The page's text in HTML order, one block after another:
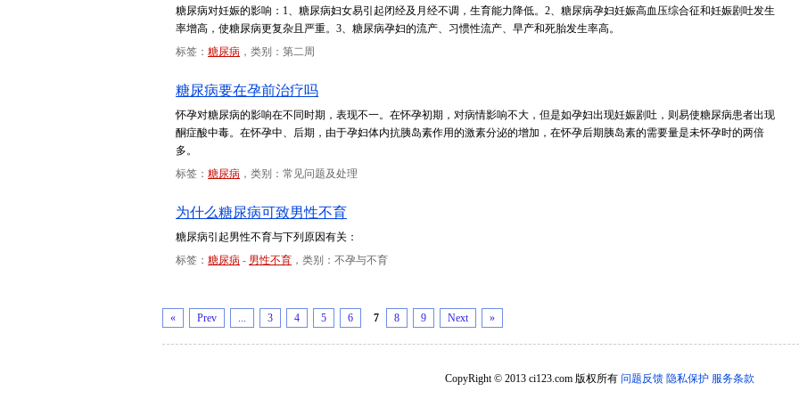
糖尿病对妊娠的影响：1、糖尿病妇女易引起闭经及月经不调，生育能力降低。2、糖尿病孕妇妊娠高血压综合征和妊娠剧吐发生
率增高，使糖尿病更复杂且严重。3、糖尿病孕妇的流产、习惯性流产、早产和死胎发生率高。
标签： 糖尿病 ，类别：第二周
糖尿病要在孕前治疗吗
怀孕对糖尿病的影响在不同时期，表现不一。在怀孕初期，对病情影响不大，但是如孕妇出现妊娠剧吐，则易使糖尿病患者出现
酮症酸中毒。在怀孕中、后期，由于孕妇体内抗胰岛素作用的激素分泌的增加，在怀孕后期胰岛素的需要量是未怀孕时的两倍
多。
标签： 糖尿病 ，类别：常见问题及处理
为什么糖尿病可致男性不育
糖尿病引起男性不育与下列原因有关：
标签： 糖尿病 - 男性不育 ，类别：不孕与不育
« Prev ... 3 4 5 6 7 8 9 Next »
CopyRight © 2013 ci123.com 版权所有 问题反馈 隐私保护 服务条款